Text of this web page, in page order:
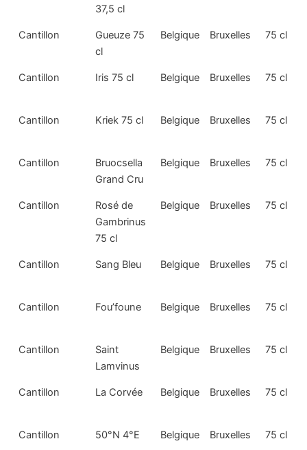
37,5 cl
Cantillon
Gueuze 75
cl
Belgique Bruxelles 75 cl
Cantillon Iris 75 cl Belgique Bruxelles 75 cl
Cantillon Kriek 75 cl Belgique Bruxelles 75 cl
Cantillon
Bruocsella
Grand Cru
Belgique Bruxelles 75 cl
Cantillon
Rosé de
Gambrinus
75 cl
Belgique Bruxelles 75 cl
Cantillon Sang Bleu Belgique Bruxelles 75 cl
Cantillon Fou’foune Belgique Bruxelles 75 cl
Cantillon
Saint
Lamvinus
Belgique Bruxelles 75 cl
Cantillon La Corvée Belgique Bruxelles 75 cl
Cantillon 50°N 4°E Belgique Bruxelles 75 cl